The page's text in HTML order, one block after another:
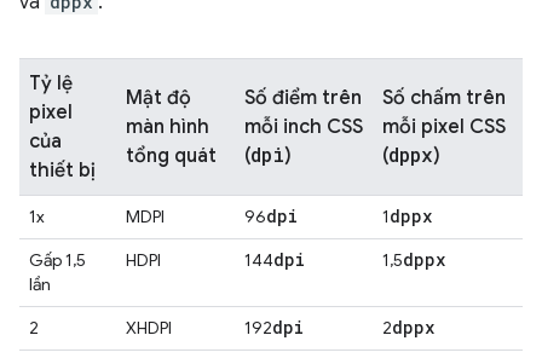
Tỷ lệ
pixel
của
thiết bị
Mật độ
màn hình
tổng quát
Số điểm trên
mỗi inch CSS
(dpi)
Số chấm trên
mỗi pixel CSS
(dppx)
1x MDPI 96dpi 1dppx
Gấp 1,5
lần
HDPI 144dpi 1,5dppx
2 XHDPI 192dpi 2dppx